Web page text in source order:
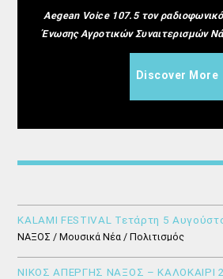
Aegean Voice 107.5 τον
Ένωσης Αγροτικών Συναιτερισμών
Discover More
KALAMI FESTIVAL Τετάρτη 5
ΝΑΞΟΣ / Μουσικά Νέα / Πολιτισμός
ΝΙΚΟΣ ΑΠΕΡΓΗΣ ΝΑΞΟΣ – ΚΑΛΟΚΑΙΡΙ